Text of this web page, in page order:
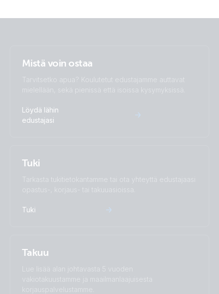
Charger 24/25 (2+1) 120-240V (left)
Charger 24/25 (2+1) 120-240V (pcb conn)
Charger 24/25 (2+1) 120-240V (conn)
Charger 24/25 (2+1) 120-240V (right)
Mistä voin ostaa
Tarvitsetko apua? Koulutetut edustajamme auttavat
mielellään, sekä pienissä että isoissa kysymyksissä.
Löydä lähin
edustajasi
Tuki
Tarkasta tukitietokantamme tai ota yhteyttä edustajaasi
opastus-, korjaus- tai takuuasioissa.
Tuki
Takuu
Lue lisää alan johtavasta 5 vuoden
vakiotakuustamme ja maailmanlaajuisesta
korjauspalvelustamme.